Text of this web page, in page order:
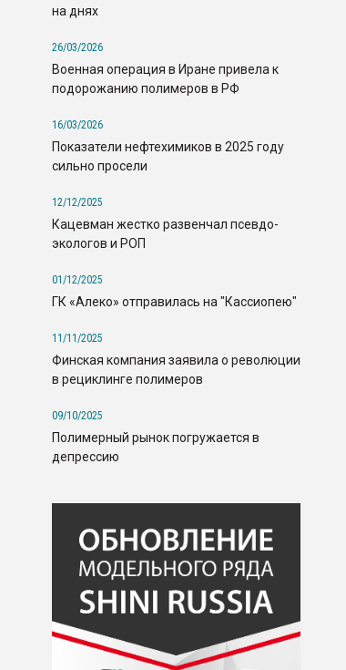
на днях
26/03/2026
Военная операция в Иране привела к
подорожанию полимеров в РФ
16/03/2026
Показатели нефтехимиков в 2025 году
сильно просели
12/12/2025
Кацевман жестко развенчал псевдо-
экологов и РОП
01/12/2025
ГК «Алеко» отправилась на "Кассиопею"
11/11/2025
Финская компания заявила о революции
в рециклинге полимеров
09/10/2025
Полимерный рынок погружается в
депрессию